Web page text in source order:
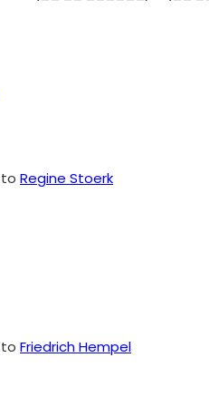
to Regine Stoerk
to Friedrich Hempel